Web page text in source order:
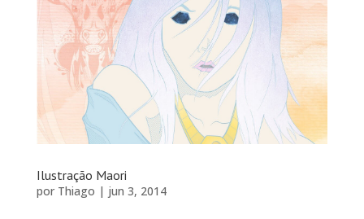
Ilustração Maori
por Thiago | jun 3, 2014